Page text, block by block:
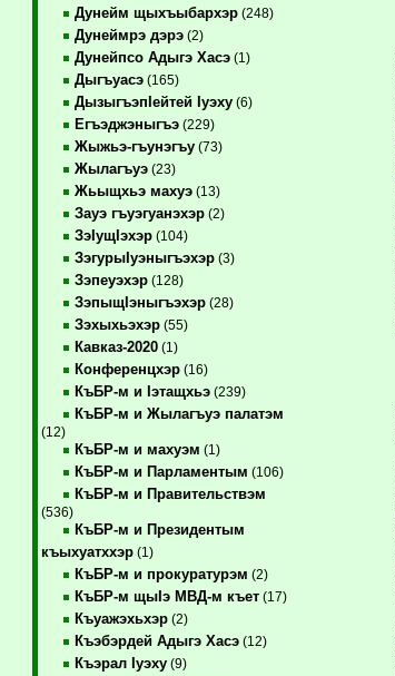
Дунейм щыхъыбархэр(248)
Дунеймрэ дэрэ(2)
Дунейпсо Адыгэ Хасэ(1)
Дыгъуасэ(165)
ДызыгъэпIейтей Iуэху(6)
Егъэджэныгъэ(229)
Жыжьэ-гъунэгъу(73)
Жылагъуэ(23)
Жьыщхьэ махуэ(13)
Зауэ гъуэгуанэхэр(2)
ЗэIущIэхэр(104)
ЗэгурыIуэныгъэхэр(3)
Зэпеуэхэр(128)
ЗэпыщIэныгъэхэр(28)
Зэхыхьэхэр(55)
Кавказ-2020(1)
Конференцхэр(16)
КъБР-м и Iэтащхьэ(239)
КъБР-м и Жылагъуэ палатэм
(12)
КъБР-м и махуэм (1)
КъБР-м и Парламентым (106)
КъБР-м и Правительствэм
(536)
КъБР-м и Президентым
къыхуатххэр(1)
КъБР-м и прокуратурэм (2)
КъБР-м щыIэ МВД-м къет(17)
Къуажэхьхэр(2)
Къэбэрдей Адыгэ Хасэ(12)
Къэрал Iуэху(9)